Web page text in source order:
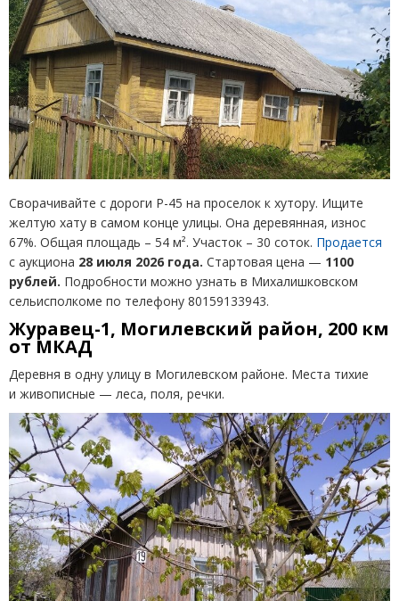
Сворачивайте с дороги Р-45 на проселок к хутору. Ищите
желтую хату в самом конце улицы. Она деревянная, износ
67%. Общая площадь – 54 м². Участок – 30 соток. Продается
с аукциона 28 июля 2026 года. Стартовая цена — 1100
рублей. Подробности можно узнать в Михалишковском
сельисполкоме по телефону 80159133943.
Журавец-1, Могилевский район, 200 км
от МКАД
Деревня в одну улицу в Могилевском районе. Места тихие
и живописные — леса, поля, речки.